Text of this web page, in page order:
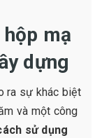
mạ
dựng
ra sự khác biệt
và một công
sử dụng